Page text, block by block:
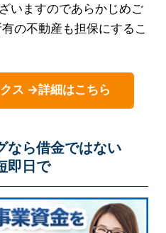
いますのであらかじめご
の不動産も担保にするこ
ス →詳細はこちら
なら借金ではない
即日で